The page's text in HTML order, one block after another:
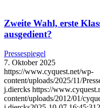
Zweite Wahl, erste
ausgedient?
Pressespiegel
7. Oktober 2025
https://www.cyquest.net/wp-
content/uploads/2025/11/
j.diercks https://
content/uploads/2012/01/